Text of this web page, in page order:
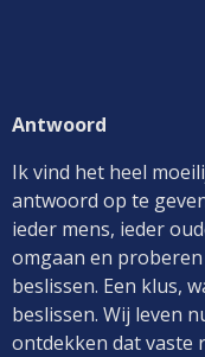
Antwoord
Ik vind het heel
antwoord op te
ieder mens, ieder
omgaan en
beslissen. Een klus,
beslissen. Wij leven
ontdekken dat vaste